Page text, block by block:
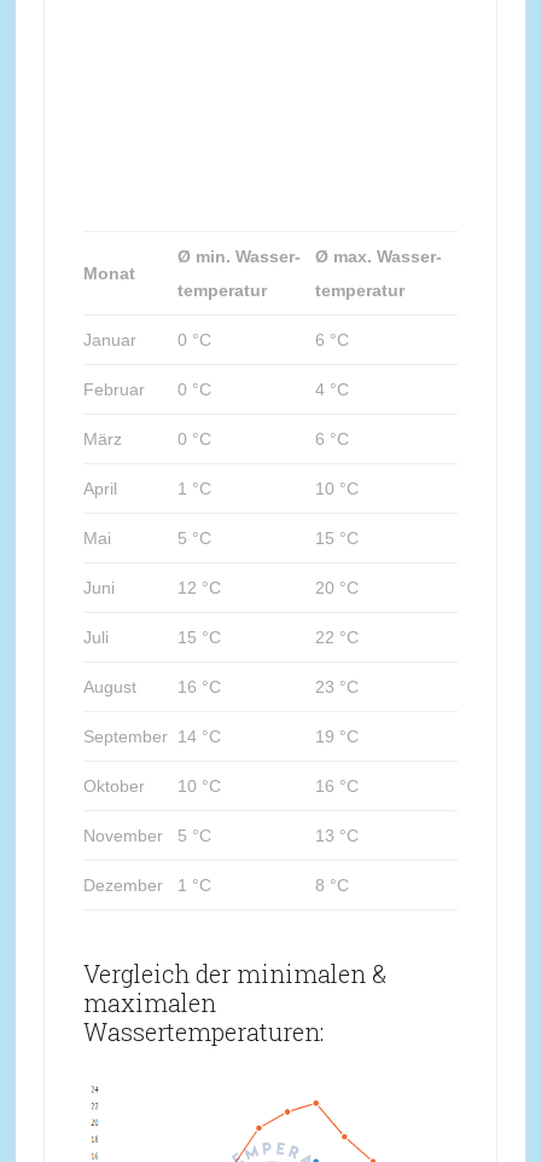
Monat
Ø min. Wasser-
temperatur
Ø max. Wasser-
temperatur
Januar 0 °C 6 °C
Februar 0 °C 4 °C
März 0 °C 6 °C
April 1 °C 10 °C
Mai 5 °C 15 °C
Juni 12 °C 20 °C
Juli 15 °C 22 °C
August 16 °C 23 °C
September 14 °C 19 °C
Oktober 10 °C 16 °C
November 5 °C 13 °C
Dezember 1 °C 8 °C
Vergleich der minimalen &
maximalen
Wassertemperaturen: